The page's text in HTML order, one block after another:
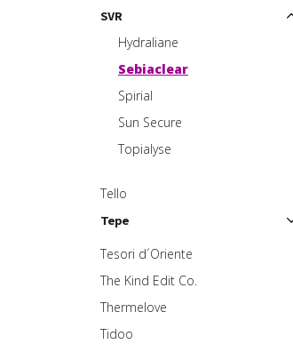
SVR
Hydraliane
Sebiaclear
Spirial
Sun Secure
Topialyse
Tello
Tepe
Tesori d´Oriente
The Kind Edit Co.
Thermelove
Tidoo